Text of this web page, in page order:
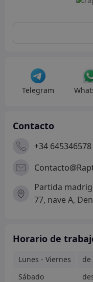
Telegram
Contacto
+34 645346578
Partida
77, nave A,
Horario de
Lunes - Viernes
de
Sábado